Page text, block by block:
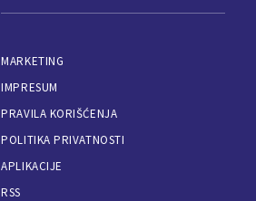
MARKETING
IMPRESUM
PRAVILA KORIŠĆENJA
POLITIKA PRIVATNOSTI
APLIKACIJE
RSS